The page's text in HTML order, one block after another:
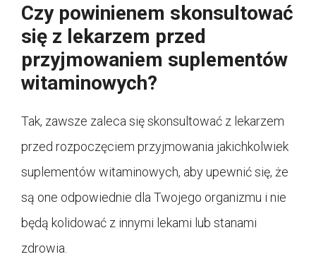
Czy powinienem skonsultować
się z lekarzem przed
przyjmowaniem suplementów
witaminowych?
Tak, zawsze zaleca się skonsultować z lekarzem
przed rozpoczęciem przyjmowania jakichkolwiek
suplementów witaminowych, aby upewnić się, że
są one odpowiednie dla Twojego organizmu i nie
będą kolidować z innymi lekami lub stanami
zdrowia.